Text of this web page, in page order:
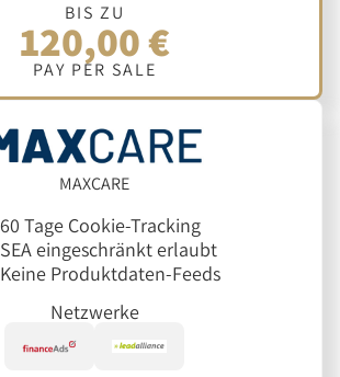
BIS ZU
120,00 €
PAY PER SALE
MAXCARE
60 Tage Cookie-Tracking
SEA eingeschränkt erlaubt
Keine Produktdaten-Feeds
Netzwerke